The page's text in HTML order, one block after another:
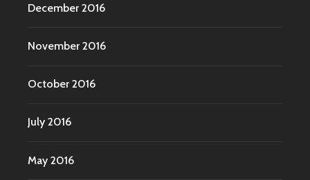
December 2016
November 2016
October 2016
July 2016
May 2016